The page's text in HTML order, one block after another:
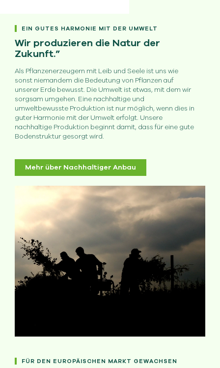
EIN GUTES HARMONIE MIT DER UMWELT
Wir produzieren die Natur der
Zukunft.”
Als Pflanzenerzeugern mit Leib und Seele ist uns wie
sonst niemandem die Bedeutung von Pflanzen auf
unserer Erde bewusst. Die Umwelt ist etwas, mit dem wir
sorgsam umgehen. Eine nachhaltige und
umweltbewusste Produktion ist nur möglich, wenn dies in
guter Harmonie mit der Umwelt erfolgt. Unsere
nachhaltige Produktion beginnt damit, dass für eine gute
Bodenstruktur gesorgt wird.
Mehr über Nachhaltiger Anbau
FÜR DEN EUROPÄISCHEN MARKT GEWACHSEN